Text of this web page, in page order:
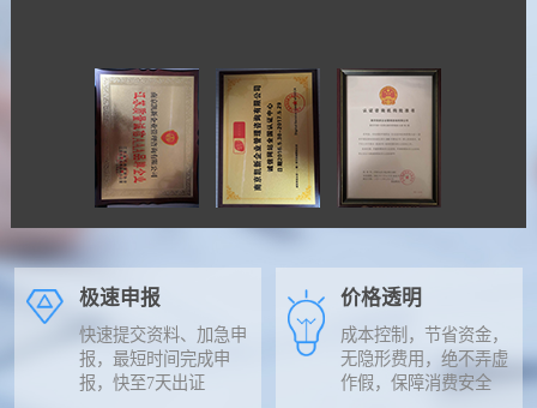
极速申报
快速提交资料、加急申
报，最短时间完成申
报，快至7天出证
价格透明
成本控制，节省资金，
无隐形费用，绝不弄虚
作假，保障消费安全